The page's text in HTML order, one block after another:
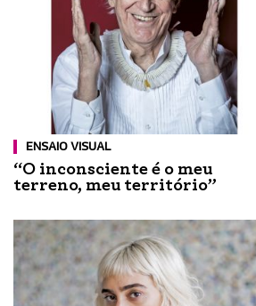
ENSAIO VISUAL
“O inconsciente é o meu
terreno, meu território”